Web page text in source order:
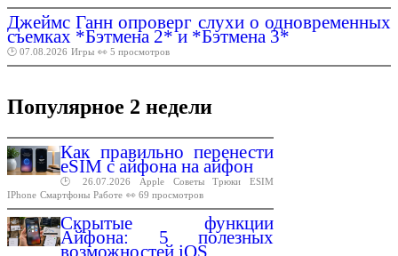
Джеймс Ганн опроверг слухи о одновременных
съемках *Бэтмена 2* и *Бэтмена 3*
🕑 07.08.2026 Игры 👀 5 просмотров
Популярное 2 недели
Как правильно перенести
eSIM с айфона на айфон
🕑 26.07.2026 Apple Советы Трюки
ESIM
IPhone Смартфоны Работе 👀 69 просмотров
Скрытые функции
Айфона: 5 полезных
возможностей iOS